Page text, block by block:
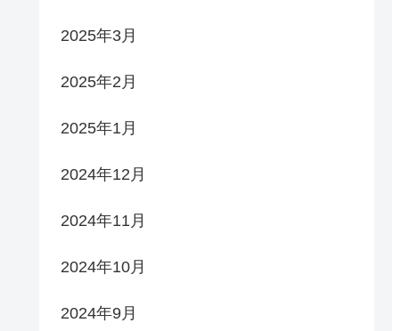
2025年3月
2025年2月
2025年1月
2024年12月
2024年11月
2024年10月
2024年9月